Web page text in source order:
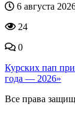
6 августа
24
0
Курских пап
года — 2026»
Все права